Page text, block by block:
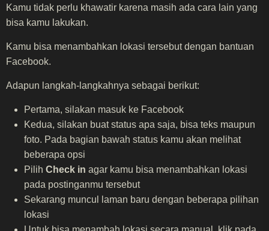
Kamu tidak perlu khawatir karena masih ada cara lain yang
bisa kamu lakukan.
Kamu bisa menambahkan lokasi tersebut dengan bantuan
Facebook.
Adapun langkah-langkahnya sebagai berikut:
Pertama, silakan masuk ke Facebook
Kedua, silakan buat status apa saja, bisa teks maupun
foto. Pada bagian bawah status kamu akan melihat
beberapa opsi
Pilih Check in agar kamu bisa menambahkan lokasi
pada postinganmu tersebut
Sekarang muncul laman baru dengan beberapa pilihan
lokasi